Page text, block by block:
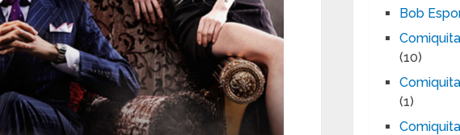
Bob
(10)
(1)